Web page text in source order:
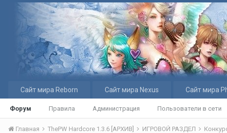
Сайт мира Reborn Сайт мира Nexus Сайт мира
Форум Правила Администрация Пользователи в сети
Главная ThePW Hardcore 1.3.6 [АРХИВ] ИГРОВОЙ РАЗДЕЛ